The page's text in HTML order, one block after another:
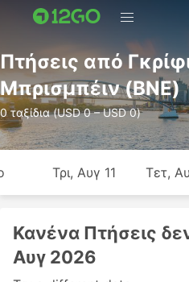
Πτήσεις από
Μπρισμπέιν (BNE)
0 ταξίδια (USD 0 – USD 0)
Τρι, Αυγ 11 Τετ,
Κανένα Πτήσεις
Αυγ 2026